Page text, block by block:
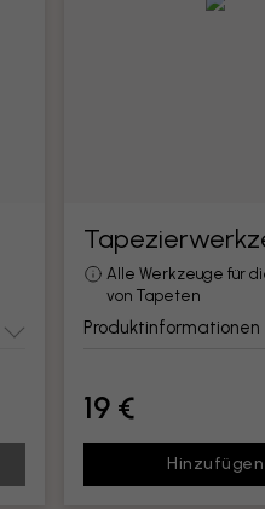
Alle Werkzeuge für
von Tapeten
Produktinformationen
19 €
Hinzufügen